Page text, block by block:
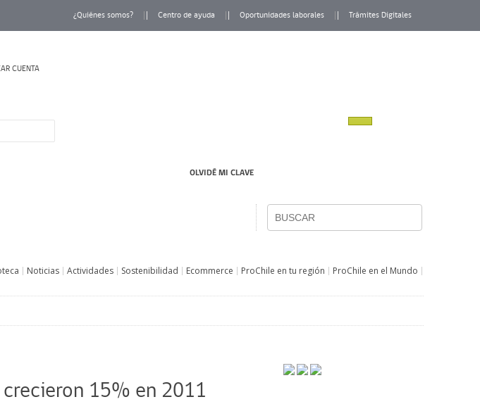
¿Quiénes somos? Centro de ayuda Oportunidades laborales Trámites Digitales
CUENTA
OLVIDÉ MI CLAVE
Noticias Actividades Sostenibilidad Ecommerce ProChile en tu región ProChile en el Mundo
15% en 2011